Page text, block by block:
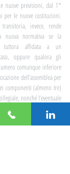
nuove previsioni, dal 1°
per le nuove costituzioni.
invece, rende
nuova normativa se la
tuttora affidata a un
oppure qualora gli
comunque inferiore
dell’assemblea per
componenti (almeno tre)
nonché l’eventuale